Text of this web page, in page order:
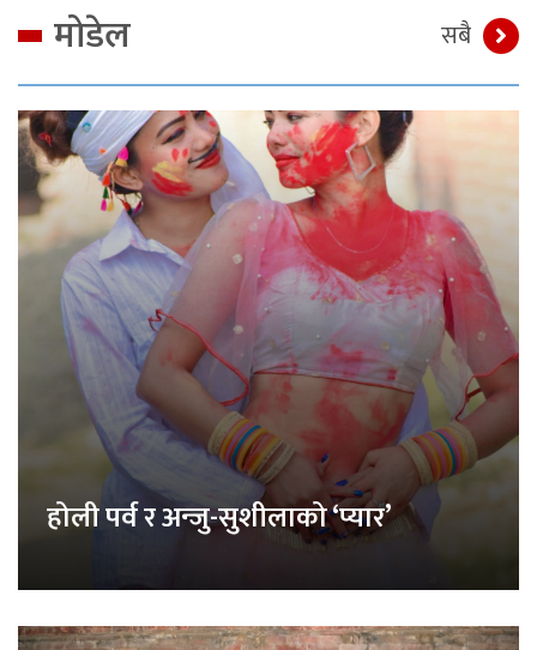
मोडेल सबै
होली पर्व र अन्जु-सुशीलाको ‘प्यार’